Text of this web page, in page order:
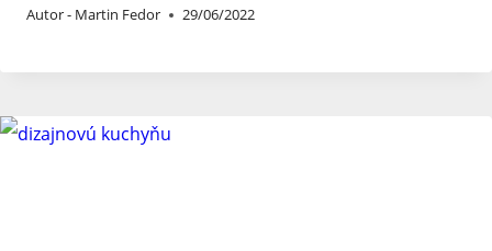
Autor - Martin Fedor 29/06/2022